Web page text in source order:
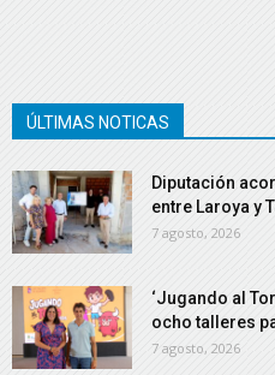
ÚLTIMAS NOTICAS
Diputación
entre Laroya y
7 agosto, 2026
‘Jugando al
ocho talleres
7 agosto, 2026